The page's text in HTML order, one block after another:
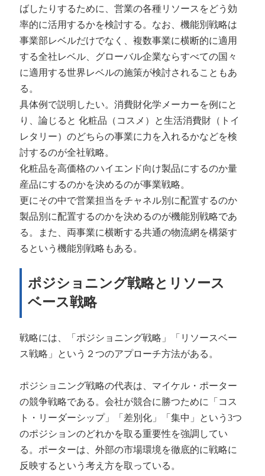
ばしたりするために、営業の各種リソースをどう効
率的に活用するかを検討する。なお、機能別戦略は
事業部レベルだけでなく、複数事業に横断的に適用
する全社レベル、グローバル企業ならすべての国々
に適用する世界レベルの施策が検討されることもあ
る。
具体例で説明したい。消費財化学メーカーを例にと
り、論じると 化粧品（コスメ）と生活消費財（トイ
レタリー）のどちらの事業に力を入れるかなどを検
討するのが全社戦略。
化粧品を高価格のハイエンド向け製品にするのか量
産品にするのかを決めるのが事業戦略。
更にその中で営業担当をチャネル別に配置するのか
製品別に配置するのかを決めるのが機能別戦略であ
る。また、両事業に横断する共通の物流網を構築す
るという機能別戦略もある。
ポジショニング戦略とリソース
ベース戦略
戦略には、「ポジショニング戦略」「リソースベー
ス戦略」という２つのアプローチ方法がある。
ポジショニング戦略の代表は、マイケル・ポーター
の競争戦略である。会社が競合に勝つために「コス
ト・リーダーシップ」「差別化」「集中」という3つ
のポジションのどれかを取る重要性を強調してい
る。ポーターは、外部の市場環境を徹底的に戦略に
反映するという考え方を取っている。